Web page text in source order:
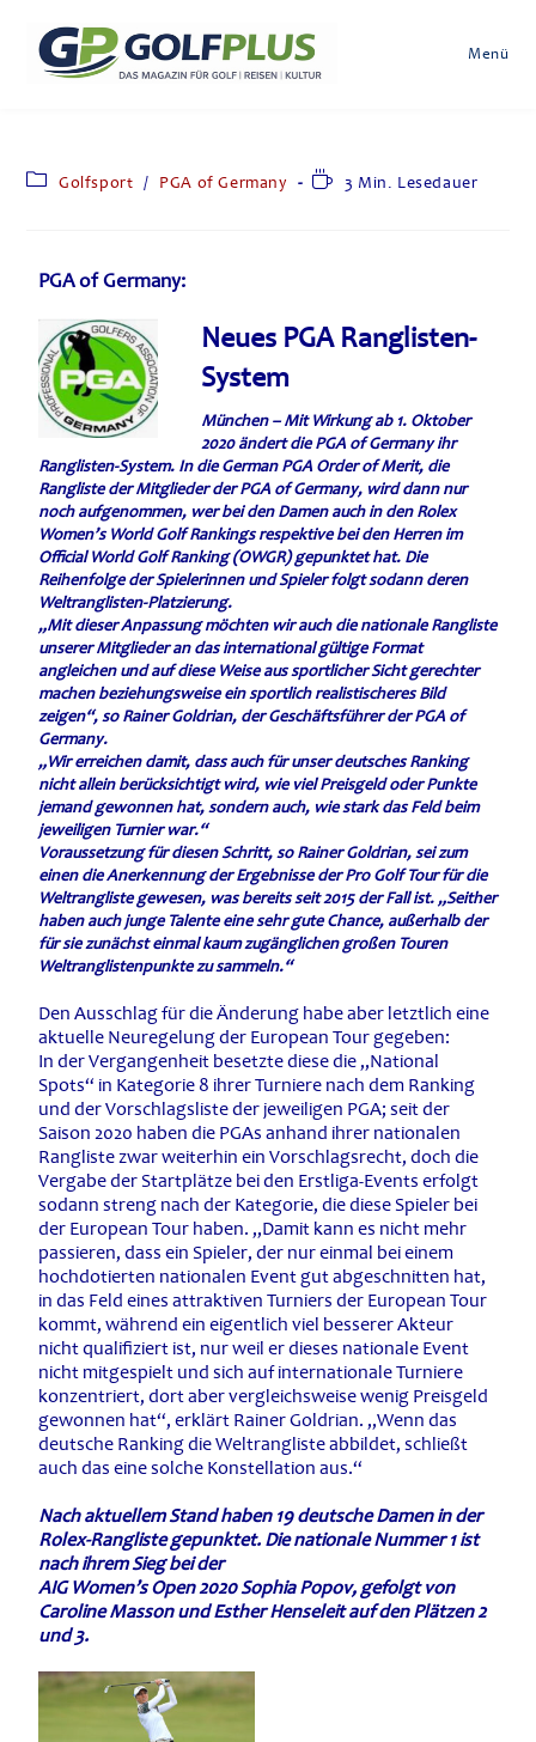
Menü
Golfsport / PGA of Germany 3 Min. Lesedauer
PGA of Germany:
Neues PGA Ranglisten-
System
München –Mit Wirkung ab 1. Oktober
2020 ändert die PGA of Germany ihr
Ranglisten-System. In die German PGA Order of Merit, die
Rangliste der Mitglieder der PGA of Germany, wird dann nur
noch aufgenommen, wer bei den Damen auch in den Rolex
Women’s World Golf Rankings respektive bei den Herren im
Official World Golf Ranking (OWGR) gepunktet hat. Die
Reihenfolge der Spielerinnen und Spieler folgt sodann deren
Weltranglisten-Platzierung.
„Mit dieser Anpassung möchten wir auch die nationale Rangliste
unserer Mitglieder an das international gültige Format
angleichen und auf diese Weise aus sportlicher Sicht gerechter
machen beziehungsweise ein sportlich realistischeres Bild
zeigen“, so Rainer Goldrian, der Geschäftsführer der PGA of
Germany.
„Wir erreichen damit, dass auch für unser deutsches Ranking
nicht allein berücksichtigt wird, wie viel Preisgeld oder Punkte
jemand gewonnen hat, sondern auch, wie stark das Feld beim
jeweiligen Turnier war.“
Voraussetzung für diesen Schritt, so Rainer Goldrian, sei zum
einen die Anerkennung der Ergebnisse der Pro Golf Tour für die
Weltrangliste gewesen, was bereits seit 2015 der Fall ist. „Seither
haben auch junge Talente eine sehr gute Chance, außerhalb der
für sie zunächst einmal kaum zugänglichen großen Touren
Weltranglistenpunkte zu sammeln.“
Den Ausschlag für die Änderung habe aber letztlich eine
aktuelle Neuregelung der European Tour gegeben:
In der Vergangenheit besetzte diese die „National
Spots“ in Kategorie 8 ihrer Turniere nach dem Ranking
und der Vorschlagsliste der jeweiligen PGA; seit der
Saison 2020 haben die PGAs anhand ihrer nationalen
Rangliste zwar weiterhin ein Vorschlagsrecht, doch die
Vergabe der Startplätze bei den Erstliga-Events erfolgt
sodann streng nach der Kategorie, die diese Spieler bei
der European Tour haben. „Damit kann es nicht mehr
passieren, dass ein Spieler, der nur einmal bei einem
hochdotierten nationalen Event gut abgeschnitten hat,
in das Feld eines attraktiven Turniers der European Tour
kommt, während ein eigentlich viel besserer Akteur
nicht qualifiziert ist, nur weil er dieses nationale Event
nicht mitgespielt und sich auf internationale Turniere
konzentriert, dort aber vergleichsweise wenig Preisgeld
gewonnen hat“, erklärt Rainer Goldrian. „Wenn das
deutsche Ranking die Weltrangliste abbildet, schließt
auch das eine solche Konstellation aus.“
Nach aktuellem Stand haben 19 deutsche Damen in der
Rolex-Rangliste gepunktet. Die nationale Nummer 1 ist
nach ihrem Sieg bei der
AIG Women’s Open 2020 Sophia Popov, gefolgt von
Caroline Masson und Esther Henseleit auf den Plätzen 2
und 3.